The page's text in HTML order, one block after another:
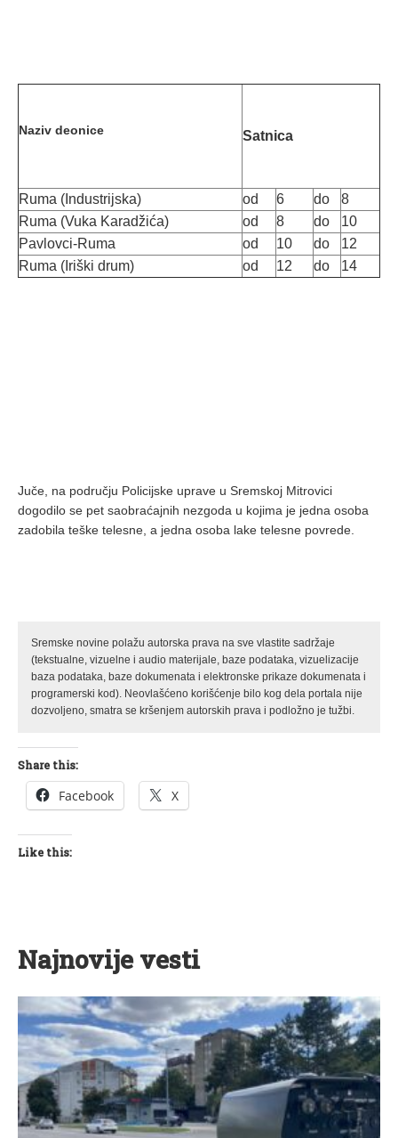
Naziv deonice Satnica
Ruma (Industrijska) od 6 do
8
Ruma (Vuka Karadžića)
od 8 do
10
Pavlovci-Ruma
od 10 do
12
Ruma (Iriški drum)
od 12 do 14
Juče, na području Policijske uprave u Sremskoj Mitrovici
dogodilo se pet saobraćajnih nezgoda u kojima je jedna osoba
zadobila teške telesne, a jedna osoba lake telesne povrede.
Sremske novine polažu autorska prava na sve vlastite sadržaje
(tekstualne, vizuelne i audio materijale, baze podataka, vizuelizacije
baza podataka, baze dokumenata i elektronske prikaze dokumenata i
programerski kod). Neovlašćeno korišćenje bilo kog dela portala nije
dozvoljeno, smatra se kršenjem autorskih prava i podložno je tužbi.
Share this:
Facebook X
Like this:
Najnovije vesti